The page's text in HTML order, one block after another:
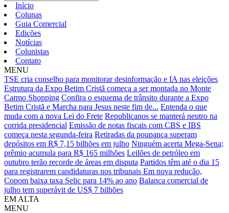
Início
Colunas
Guia Comercial
Edições
Notícias
Colunistas
Contato
MENU
TSE cria conselho para monitorar desinformação e IA nas eleições
Estrutura da Expo Betim Cristã começa a ser montada no Monte
Carmo Shopping Confira o esquema de trânsito durante a Expo
Betim Cristã e Marcha para Jesus neste fim de... Entenda o que
muda com a nova Lei do Frete Republicanos se manterá neutro na
corrida presidencial Emissão de notas fiscais com CBS e IBS
começa nesta segunda-feira Retiradas da poupança superam
depósitos em R$ 7,15 bilhões em julho Ninguém acerta Mega-Sena;
prêmio acumula para R$ 165 milhões Leilões de petróleo em
outubro terão recorde de áreas em disputa Partidos têm até o dia 15
para registrarem candidaturas nos tribunais Em nova redução,
Copom baixa taxa Selic para 14% ao ano Balança comercial de
julho tem superávit de US$ 7 bilhões
EM ALTA
MENU